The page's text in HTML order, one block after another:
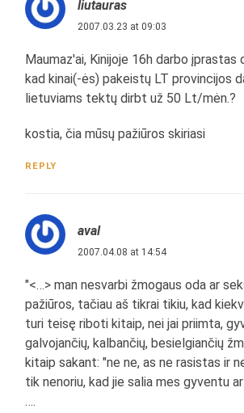
liutauras
2007.03.23 at 09:03
Maumaz'ai, Kinijoje 16h darbo įprastas
kad kinai(-ės) pakeistų LT provincijos
lietuviams tektų dirbt už 50 Lt/mėn.?
kostia, čia mūsų pažiūros skiriasi
REPLY
aval
2007.04.08 at 14:54
"<…> man nesvarbi žmogaus oda ar
pažiūros, tačiau aš tikrai tikiu, kad
turi teisę riboti kitaip, nei jai priimta,
galvojančių, kalbančių, besielgiančių
kitaip sakant: "ne ne, as ne rasistas ir
tik nenoriu, kad jie salia mes gyventu
….